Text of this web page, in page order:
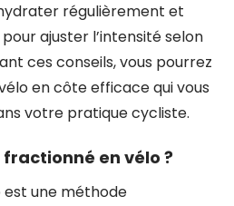
régulièrement et
ajuster l’intensité selon
ces conseils, vous pourrez
en côte efficace qui vous
votre pratique cycliste.
en vélo ?
est une méthode